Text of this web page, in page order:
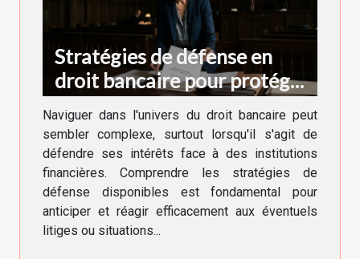
Stratégies de défense en
droit bancaire pour protéger
vos intérêts
Naviguer dans l'univers du droit bancaire peut
sembler complexe, surtout lorsqu'il s'agit de
défendre ses intérêts face à des institutions
financières. Comprendre les stratégies de
défense disponibles est fondamental pour
anticiper et réagir efficacement aux éventuels
litiges ou situations...